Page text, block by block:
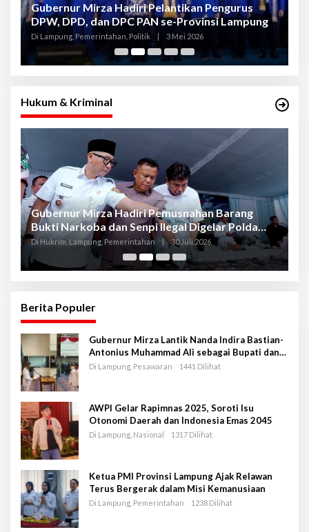
Gubernur Mirza Hadiri Pelantikan Pengurus
DPW, DPD, dan DPC PAN se-Provinsi Lampung
Di Lampung, Pemerintahan, Politik 3 Mei 2026
Hukum & Kriminal
Gubernur Mirza Hadiri Pemusnahan Barang
Bukti Narkoba dan Senpi Ilegal Digelar Polda
Lampung
Di Hukrim, Lampung, Pemerintahan 30 Juli 2026
Berita Populer
Gubernur Mirza Lantik Nanda Indira Bastian-
Antonius Muhammad Ali sebagai Bupati dan
Wakil Bupati Pesawaran Periode 2025-2030
Di Lampung, Pesawaran 1441 Dilihat
AWPI Gelar Rapimnas 2025, Soroti Isu
Otonomi Daerah dan Indonesia Emas 2045
Di Lampung, Nasional 1317 Dilihat
Ketua PMI Provinsi Lampung Ajak Relawan
Terus Bergerak dalam Misi Kemanusiaan
Di Lampung, Pemerintahan 1238 Dilihat